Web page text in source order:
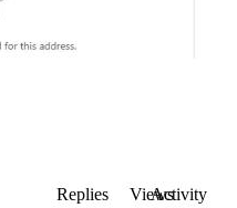
Replies ViewsActivity